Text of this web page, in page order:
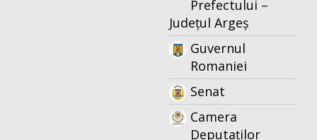
Prefectului –
Județul Argeș
Guvernul
Romaniei
Senat
Camera
Deputaților